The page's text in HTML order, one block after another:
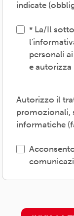
convenzioni
vigenti,
Il
cartacea e/
interni e/o
esterni
specifici
promossi,
o
indicate
La/Il
personali
e
Autorizzo il
promozionali,
informatiche